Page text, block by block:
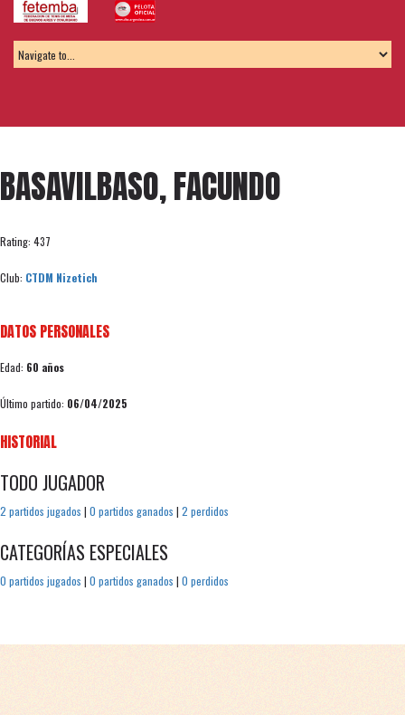
BASAVILBASO, FACUNDO
Rating: 437
Club: CTDM Nizetich
DATOS PERSONALES
Edad: 60 años
Último partido: 06/04/2025
HISTORIAL
TODO JUGADOR
2 partidos jugados | 0 partidos ganados | 2 perdidos
CATEGORÍAS ESPECIALES
0 partidos jugados | 0 partidos ganados | 0 perdidos